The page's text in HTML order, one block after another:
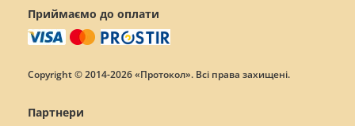
Приймаємо до оплати
Copyright © 2014-2026 «Протокол». Всі права захищені.
Партнери